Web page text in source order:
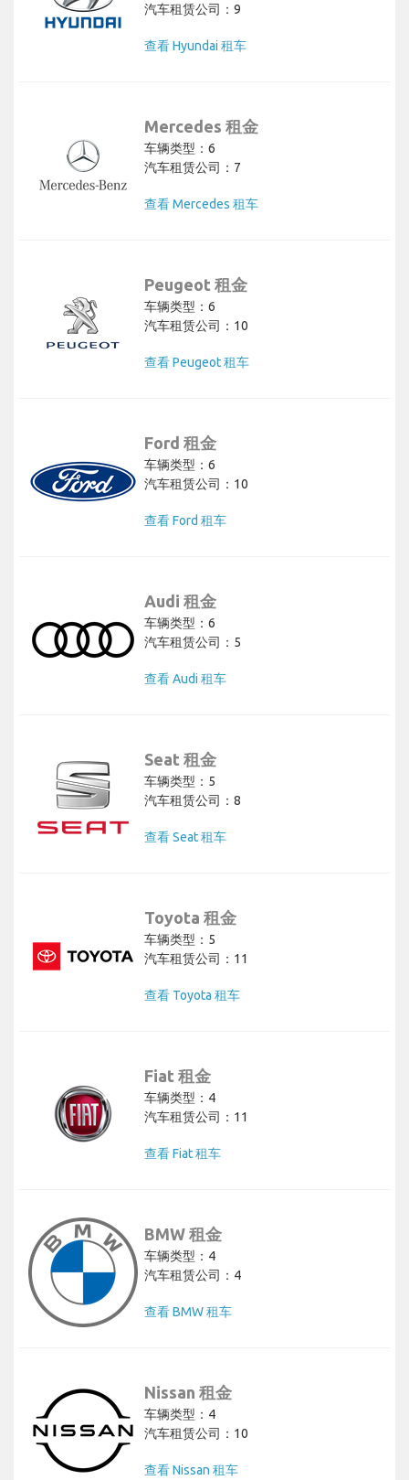
汽车租赁公司：9
查看 Hyundai 租车
Mercedes 租金
车辆类型：6
汽车租赁公司：7
查看 Mercedes 租车
Peugeot 租金
车辆类型：6
汽车租赁公司：10
查看 Peugeot 租车
Ford 租金
车辆类型：6
汽车租赁公司：10
查看 Ford 租车
Audi 租金
车辆类型：6
汽车租赁公司：5
查看 Audi 租车
Seat 租金
车辆类型：5
汽车租赁公司：8
查看 Seat 租车
Toyota 租金
车辆类型：5
汽车租赁公司：11
查看 Toyota 租车
Fiat 租金
车辆类型：4
汽车租赁公司：11
查看 Fiat 租车
BMW 租金
车辆类型：4
汽车租赁公司：4
查看 BMW 租车
Nissan 租金
车辆类型：4
汽车租赁公司：10
查看 Nissan 租车